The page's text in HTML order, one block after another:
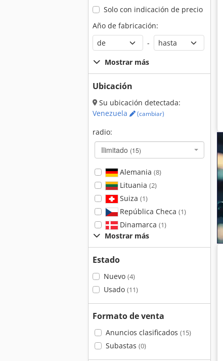
Solo con indicación de precio
Año de fabricación:
-
Mostrar más
Ubicación
Su ubicación detectada:
Venezuela
(cambiar)
radio:
Ilimitado (15)
Alemania (8)
Lituania (2)
Suiza (1)
República Checa (1)
Dinamarca (1)
Mostrar más
Estado
Nuevo (4)
Usado (11)
Formato de venta
Anuncios clasificados (15)
Subastas (0)